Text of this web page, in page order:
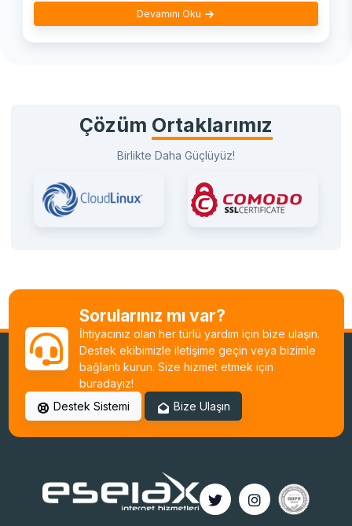
Devamını Oku
Çözüm Ortaklarımız
Birlikte Daha Güçlüyüz!
Sorularınız mı var?
İhtiyacınız olan her türlü yardım için bize ulaşın.
Destek ekibimizle iletişime geçin veya bizimle
bağlantı kurun. Size hizmet etmek için
buradayız!
Destek Sistemi
Bize Ulaşın